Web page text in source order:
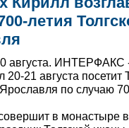
летия
августа. ИНТЕРФАКС
20-21 августа
по случаю
в монастыре